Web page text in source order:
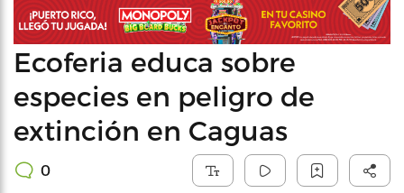
Ecoferia educa sobre
especies en peligro de
extinción en Caguas
0